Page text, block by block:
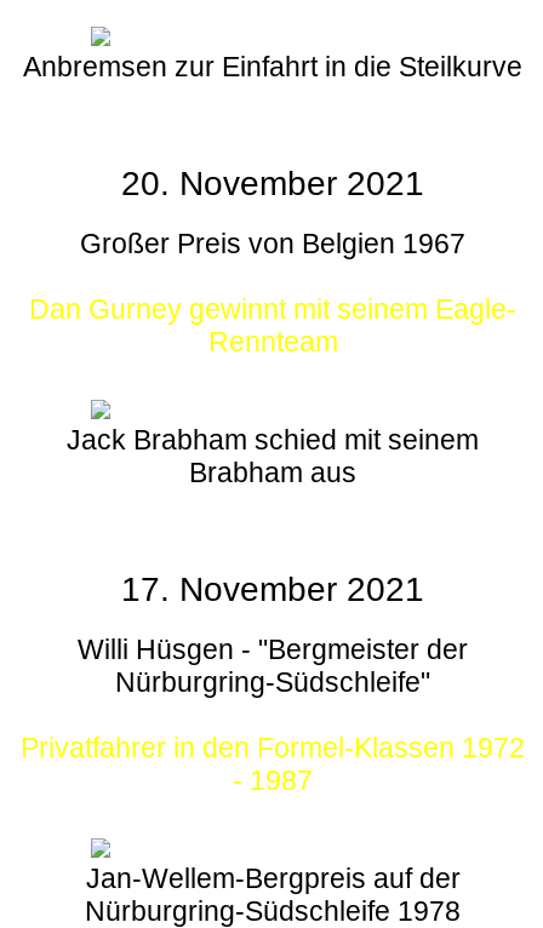
Anbremsen zur Einfahrt in die Steilkurve
20. November 2021
Großer Preis von Belgien 1967
Dan Gurney gewinnt mit seinem Eagle-
Rennteam
Jack Brabham schied mit seinem
Brabham aus
17. November 2021
Willi Hüsgen - "Bergmeister der
Nürburgring-Südschleife"
Privatfahrer in den Formel-Klassen 1972
- 1987
Jan-Wellem-Bergpreis auf der
Nürburgring-Südschleife 1978